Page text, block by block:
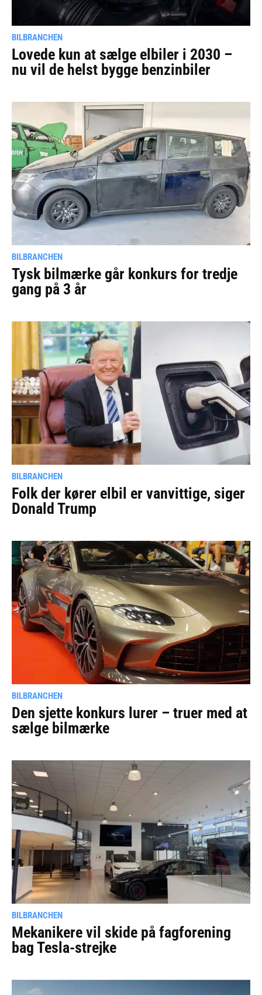
BILBRANCHEN
Lovede kun at sælge elbiler i 2030 –
nu vil de helst bygge benzinbiler
BILBRANCHEN
Tysk bilmærke går konkurs for tredje
gang på 3 år
BILBRANCHEN
Folk der kører elbil er vanvittige, siger
Donald Trump
BILBRANCHEN
Den sjette konkurs lurer – truer med at
sælge bilmærke
BILBRANCHEN
Mekanikere vil skide på fagforening
bag Tesla-strejke